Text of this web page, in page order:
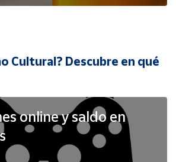
Cultural? Descubre en qué
online y saldo en